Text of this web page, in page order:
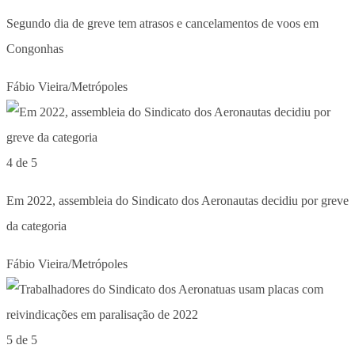
Segundo dia de greve tem atrasos e cancelamentos de voos em
Congonhas
Fábio Vieira/Metrópoles
4 de 5
Em 2022, assembleia do Sindicato dos Aeronautas decidiu por greve
da categoria
Fábio Vieira/Metrópoles
5 de 5